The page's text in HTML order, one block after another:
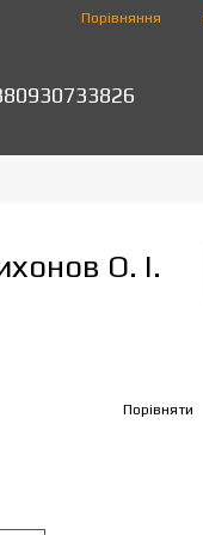
Порівняння
О. І.
Порівняти